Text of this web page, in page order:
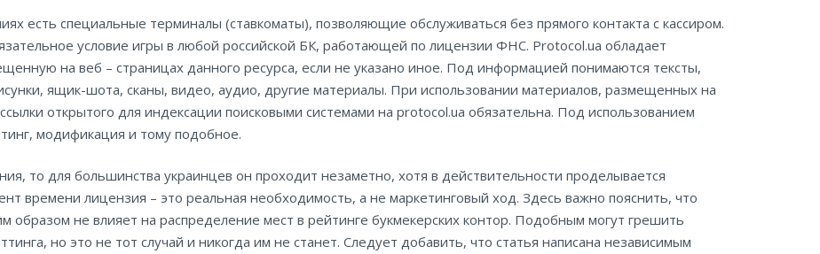
есть специальные терминалы (ставкоматы), позволяющие обслуживаться без прямого контакта с кассиром.
условие игры в любой российской БК, работающей по лицензии ФНС. Protocol.ua обладает
на веб – страницах данного ресурса, если не указано иное. Под информацией понимаются тексты,
ящик-шота, сканы, видео, аудио, другие материалы. При использовании материалов, размещенных на
открытого для индексации поисковыми системами на protocol.ua обязательна. Под использованием
модификация и тому подобное.
то для большинства украинцев он проходит незаметно, хотя в действительности проделывается
времени лицензия – это реальная необходимость, а не маркетинговый ход. Здесь важно пояснить, что
образом не влияет на распределение мест в рейтинге букмекерских контор. Подобным могут грешить
но это не тот случай и никогда им не станет. Следует добавить, что статья написана независимым